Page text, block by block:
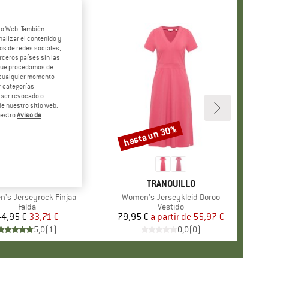
Jerseyrock Finjaa
Product group
Falda
Precio
€Precio reducido
33,71 €
5,0(1)
MARCA
TRANQUILLO
Artículo
Women's Jerseykleid Doroo
Product group
Vestido
Precio
79,95 € Precio reducido
a partir de 55,97 €
0,0(0)
Descuento
hasta un 30%
También
el contenido y
de redes sociales,
países sin las
procedamos de
momento
categorías
revocado o
nuestro sitio web.
Aviso de